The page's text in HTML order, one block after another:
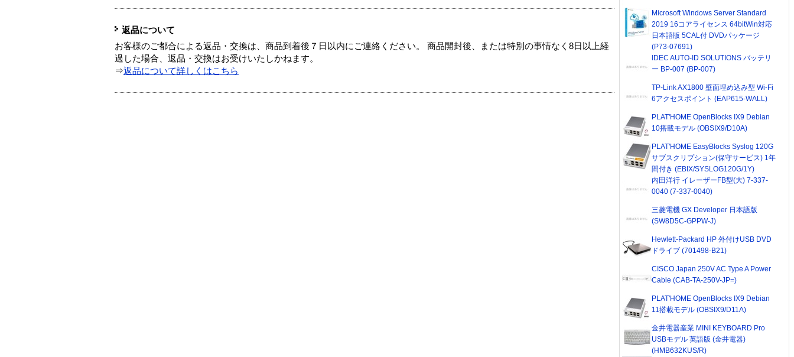
返品について
お客様のご都合による返品・交換は、商品到着後７日以内にご連絡ください。 商品開封後、または特別の事情なく8日以上経
過した場合、返品・交換はお受けいたしかねます。
⇒返品について詳しくはこちら
Microsoft Windows Server Standard
2019 16コアライセンス 64bitWin対応
日本語版 5CAL付 DVDパッケージ
(P73-07691)
IDEC AUTO-ID SOLUTIONS バッテリ
ー BP-007 (BP-007)
TP-Link AX1800 壁面埋め込み型 Wi-Fi
6アクセスポイント (EAP615-WALL)
PLAT'HOME OpenBlocks IX9 Debian
10搭載モデル (OBSIX9/D10A)
PLAT'HOME EasyBlocks Syslog 120G
サブスクリプション(保守サービス) 1年
間付き (EBIX/SYSLOG120G/1Y)
内田洋行 イレーザーFB型(大) 7-337-
0040 (7-337-0040)
三菱電機 GX Developer 日本語版
(SW8D5C-GPPW-J)
Hewlett-Packard HP 外付けUSB DVD
ドライブ (701498-B21)
CISCO Japan 250V AC Type A Power
Cable (CAB-TA-250V-JP=)
PLAT'HOME OpenBlocks IX9 Debian
11搭載モデル (OBSIX9/D11A)
金井電器産業 MINI KEYBOARD Pro
USBモデル 英語版 (金井電器)
(HMB632KUS/R)